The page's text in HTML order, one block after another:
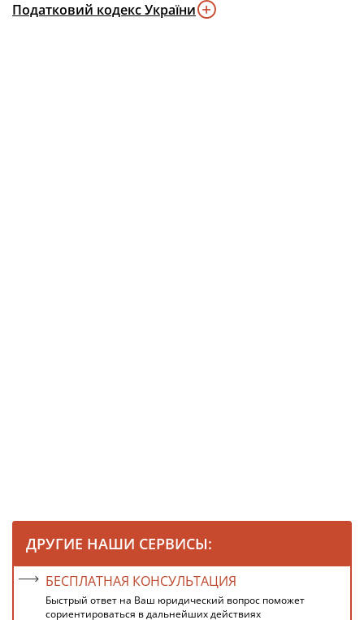
Податковий кодекс України
ДРУГИЕ НАШИ СЕРВИСЫ:
БЕСПЛАТНАЯ КОНСУЛЬТАЦИЯ
Быстрый ответ на Ваш юридический вопрос поможет
сориентироваться в дальнейших действиях